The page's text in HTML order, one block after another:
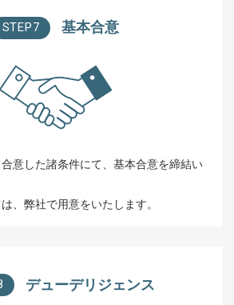
STEP7 基本合意
合意した諸条件にて、基本合意を締結い
、弊社で用意をいたします。
デューデリジェンス